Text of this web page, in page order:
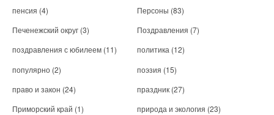
пенсия (4) Персоны (83)
Печенежский округ (3) Поздравления (7)
поздравления с юбилеем (11) политика (12)
популярно (2) поэзия (15)
право и закон (24) праздник (27)
Приморский край (1) природа и экология (23)